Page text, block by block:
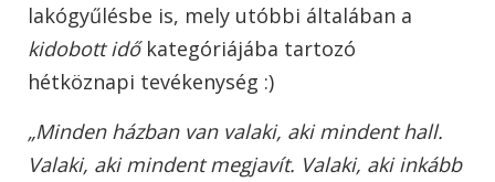
lakógyűlésbe is, mely utóbbi általában a
kidobott időkategóriájába tartozó
hétköznapi tevékenység :)
„Minden házban van valaki, aki mindent hall.
Valaki, aki mindent megjavít. Valaki, aki inkább